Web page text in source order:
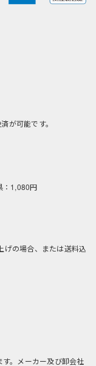
が可能です。
：1,080円
げの場合、または送料込
。メーカー及び卸会社